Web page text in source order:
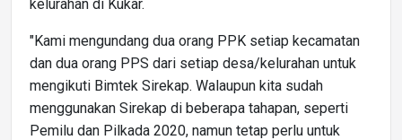
kelurahan di Kukar.
"Kami mengundang dua orang PPK setiap kecamatan
dan dua orang PPS dari setiap desa/kelurahan untuk
mengikuti Bimtek Sirekap. Walaupun kita sudah
menggunakan Sirekap di beberapa tahapan, seperti
Pemilu dan Pilkada 2020, namun tetap perlu untuk